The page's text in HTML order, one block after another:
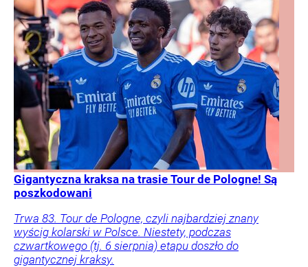
Gigantyczna kraksa na trasie Tour de Pologne! Są
poszkodowani
Trwa 83. Tour de Pologne, czyli najbardziej znany
wyścig kolarski w Polsce. Niestety, podczas
czwartkowego (tj. 6 sierpnia) etapu doszło do
gigantycznej kraksy.